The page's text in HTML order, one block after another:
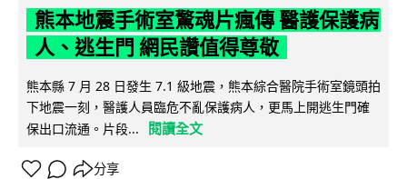
熊本地震手術室驚魂片瘋傳 醫護保護病
人、逃生門 網民讚值得尊敬
熊本縣 7 月 28 日發生 7.1 級地震，熊本綜合醫院手術室鏡頭拍
下地震一刻，醫護人員臨危不亂保護病人，更馬上開逃生門確
保出口流通。片段...
閱讀全文
分享